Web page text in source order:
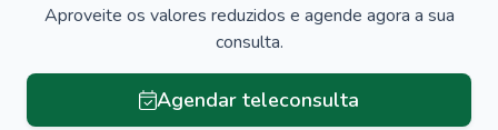
Aproveite os valores reduzidos e agende agora a sua
consulta.
Agendar teleconsulta